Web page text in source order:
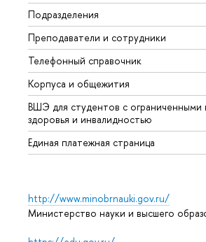
Подразделения
Преподаватели и сотрудники
Телефонный справочник
Корпуса и общежития
ВШЭ для студентов с ограниченными
здоровья и инвалидностью
Единая платежная страница
http://www.minobrnauki.gov.ru/
Министерство науки и высшего